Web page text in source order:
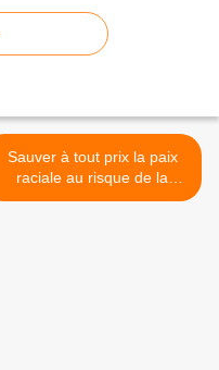
Sauver à tout prix la paix
raciale au risque de la
guerre civile >